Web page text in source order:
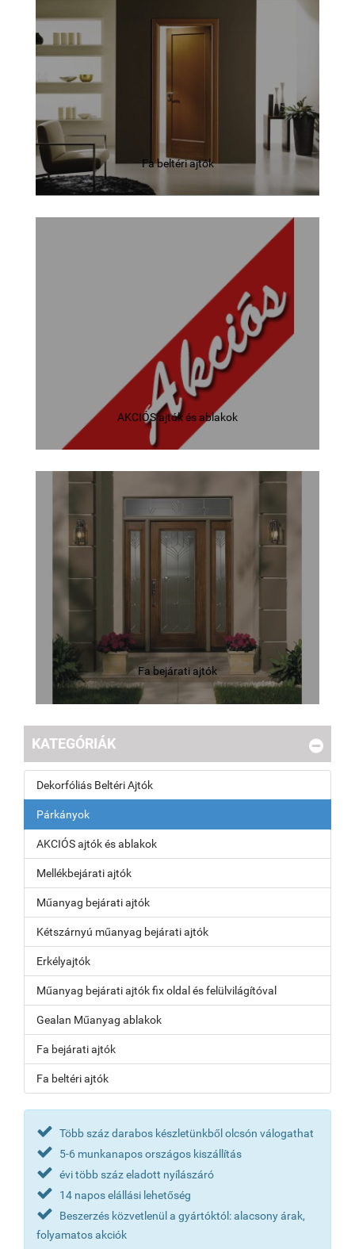
Fa beltéri ajtók
AKCIÓS ajtók és ablakok
Fa bejárati ajtók
KATEGÓRIÁK
Dekorfóliás Beltéri Ajtók
Párkányok
AKCIÓS ajtók és ablakok
Mellékbejárati ajtók
Műanyag bejárati ajtók
Kétszárnyú műanyag bejárati ajtók
Erkélyajtók
Műanyag bejárati ajtók fix oldal és felülvilágítóval
Gealan Műanyag ablakok
Fa bejárati ajtók
Fa beltéri ajtók
Több száz darabos készletünkből olcsón válogathat
5-6 munkanapos országos kiszállítás
évi több száz eladott nyílászáró
14 napos elállási lehetőség
Beszerzés közvetlenül a gyártóktól: alacsony árak,
folyamatos akciók